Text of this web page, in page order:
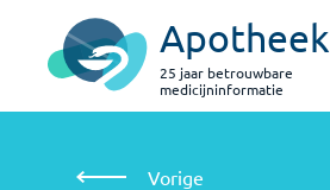
Apotheek
25 jaar betrouwbare
medicijninformatie
Vorige